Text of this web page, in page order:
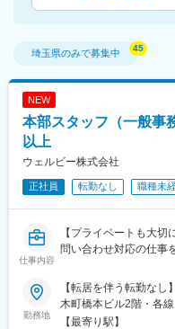
埼玉県のみで募集中
NEW
本部スタッフ（一般事
以上
ウェルビー株式会社
正社員 転勤なし 職種未
仕事内容
【プライベートも大
問い合わせ対応の仕事
勤務地
【転居を伴う転勤な
木町橋本ビル2階・各
ますが、転居の必要は
【最寄り駅】